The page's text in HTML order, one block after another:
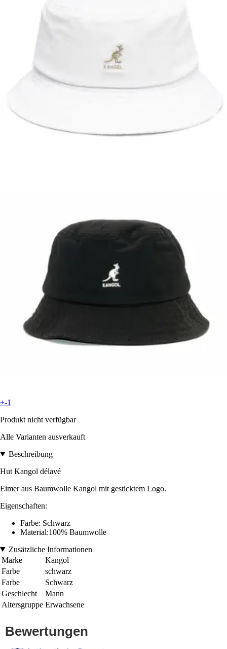
+-1
Produkt nicht verfügbar
Alle Varianten ausverkauft
Beschreibung
Hut Kangol délavé
Eimer aus Baumwolle Kangol mit gesticktem Logo.
Eigenschaften:
Farbe: Schwarz
Material:100% Baumwolle
Zusätzliche Informationen
Marke
Kangol
Farbe
schwarz
Farbe
Schwarz
Geschlecht
Mann
Altersgruppe Erwachsene